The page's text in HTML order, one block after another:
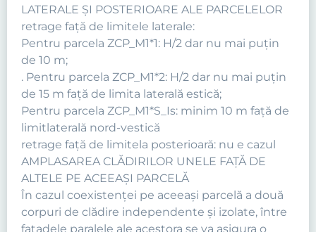
LATERALE ŞI POSTERIOARE ALE PARCELELOR
retrage față de limitele laterale:
Pentru parcela ZCP_M1*1: H/2 dar nu mai puțin
de 10 m;
. Pentru parcela ZCP_M1*2: H/2 dar nu mai puțin
de 15 m față de limita laterală estică;
Pentru parcela ZCP_M1*S_Is: minim 10 m față de
limitlaterală nord-vestică
retrage față de limitela posterioară: nu e cazul
AMPLASAREA CLĂDIRILOR UNELE FAŢĂ DE
ALTELE PE ACEEAŞI PARCELĂ
În cazul coexistenţei pe aceeaşi parcelă a două
corpuri de clădire independente și izolate, între
faţadele paralele ale acestora se va asigura o